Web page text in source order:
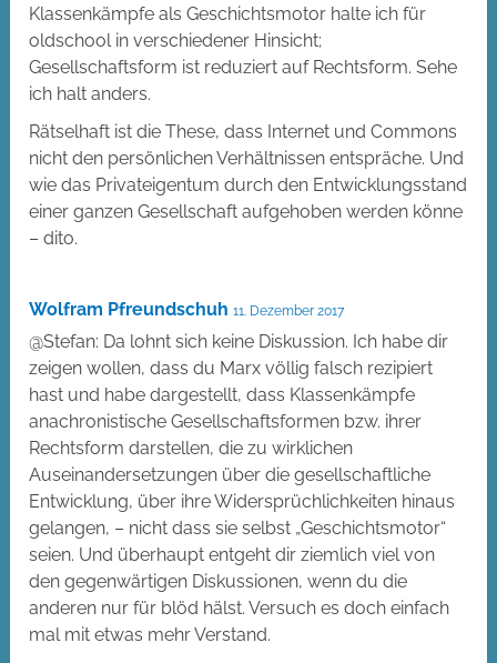
Klassenkämpfe als Geschichtsmotor halte ich für
oldschool in verschiedener Hinsicht;
Gesellschaftsform ist reduziert auf Rechtsform. Sehe
ich halt anders.
Rätselhaft ist die These, dass Internet und Commons
nicht den persönlichen Verhältnissen entspräche. Und
wie das Privateigentum durch den Entwicklungsstand
einer ganzen Gesellschaft aufgehoben werden könne
– dito.
Wolfram Pfreundschuh 11. Dezember 2017
@Stefan: Da lohnt sich keine Diskussion. Ich habe dir
zeigen wollen, dass du Marx völlig falsch rezipiert
hast und habe dargestellt, dass Klassenkämpfe
anachronistische Gesellschaftsformen bzw. ihrer
Rechtsform darstellen, die zu wirklichen
Auseinandersetzungen über die gesellschaftliche
Entwicklung, über ihre Widersprüchlichkeiten hinaus
gelangen, – nicht dass sie selbst „Geschichtsmotor“
seien. Und überhaupt entgeht dir ziemlich viel von
den gegenwärtigen Diskussionen, wenn du die
anderen nur für blöd hälst. Versuch es doch einfach
mal mit etwas mehr Verstand.